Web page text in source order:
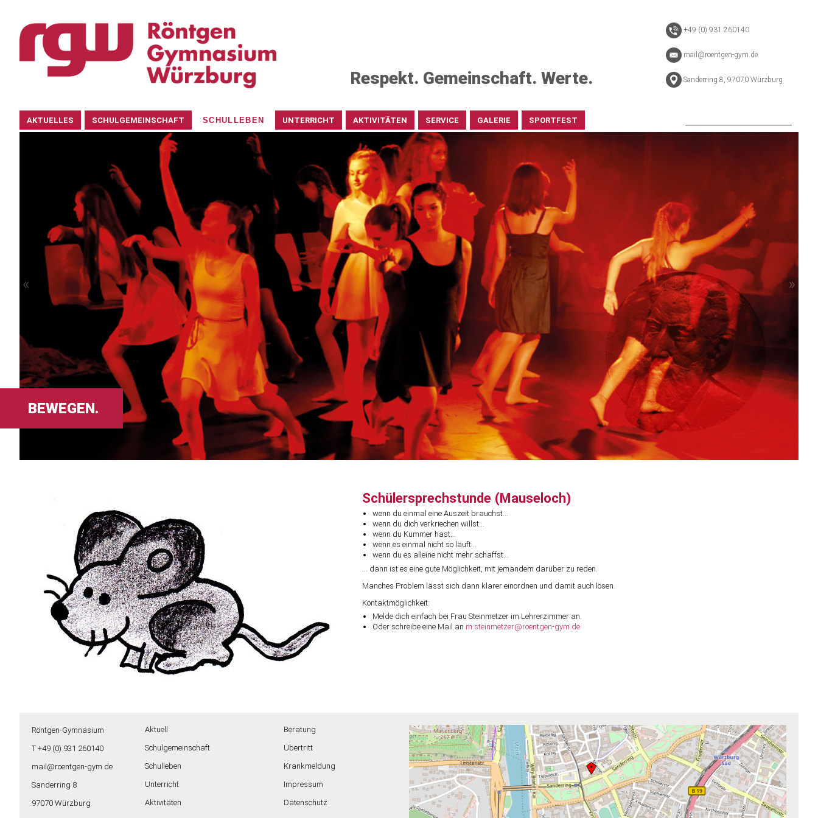
Respekt. Gemeinschaft. Werte.
+49 (0) 931 260140
mail@roentgen-gym.de
Sanderring 8, 97070 Würzburg
überspringen
AKTUELLES SCHULGEMEINSCHAFT SCHULLEBEN UNTERRICHT AKTIVITÄTEN SERVICE GALERIE SPORTFEST
BEWEGEN.
« »
Schülersprechstunde (Mauseloch)
wenn du einmal eine Auszeit brauchst…
wenn du dich verkriechen willst…
wenn du Kummer hast…
wenn es einmal nicht so läuft…
wenn du es alleine nicht mehr schaffst…
… dann ist es eine gute Möglichkeit, mit jemandem darüber zu reden.
Manches Problem lässt sich dann klarer einordnen und damit auch lösen.
Kontaktmöglichkeit:
Melde dich einfach bei Frau Steinmetzer im Lehrerzimmer an.
Oder schreibe eine Mail an m.steinmetzer@roentgen-gym.de
Röntgen-Gymnasium
T +49 (0) 931 260140
mail@roentgen-gym.de
Sanderring 8
97070 Würzburg
Aktuell
Schulgemeinschaft
Schulleben
Unterricht
Aktivitäten
Beratung
Übertritt
Krankmeldung
Impressum
Datenschutz